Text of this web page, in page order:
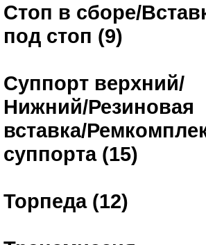
Стоп в сборе/
под стоп (9)
Суппорт верхний/
Нижний/Резиновая
вставка/
суппорта (15)
Торпеда (12)